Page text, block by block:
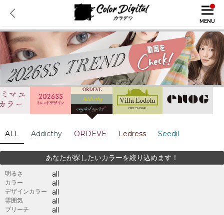
MENU
ALL Addicthy ORDEVE Ledress Seedil
あなたが探したいカラーを絞り込めます！
明るさ all
カラー all
デザインカラー all
雰囲気 all
ブリーチ all